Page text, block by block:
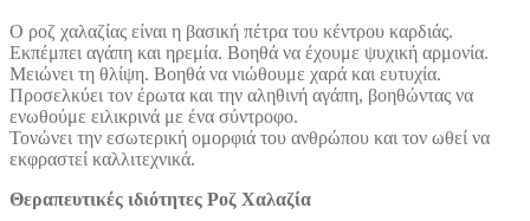
Ο ροζ χαλαζίας είναι η βασική πέτρα του κέντρου καρδιάς.
Εκπέμπει αγάπη και ηρεμία. Βοηθά να έχουμε ψυχική αρμονία.
Μειώνει τη θλίψη. Βοηθά να νιώθουμε χαρά και ευτυχία.
Προσελκύει τον έρωτα και την αληθινή αγάπη, βοηθώντας να
ενωθούμε ειλικρινά με ένα σύντροφο.
Τονώνει την εσωτερική ομορφιά του ανθρώπου και τον ωθεί να
εκφραστεί καλλιτεχνικά.
Θεραπευτικές ιδιότητες Ροζ Χαλαζία